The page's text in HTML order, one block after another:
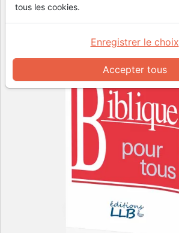
tous les cookies.
Accepter tous
Enregistrer le choix